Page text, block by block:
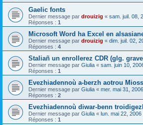
Gaelic fonts
Dernier message par drouizig « sam. juil. 08,
Réponses : 1
Microsoft Word ha Excel en
Dernier message par drouizig « dim. juil. 02,
Réponses : 4
Staliañ un enrollerez CDR (glg.
Dernier message par Giulia « sam. juin 10,
Réponses : 1
Evezhiadennoù a-berzh aotrou
Dernier message par Giulia « mer. mai 31,
Réponses : 2
Evezhiadennoù diwar-benn
Dernier message par Giulia « lun. mai 22, 2006
Réponses : 1